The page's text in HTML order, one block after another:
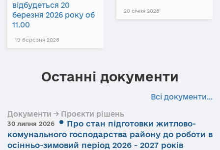
відбудеться 20
березня 2026 року об
11.00
19 березня 2026
20 січня 2026
Останні документи
Всі документи...
Документи → Проєкти рішень
30 липня 2026
Про стан підготовки житлово-
комунального господарства району до роботи в
осінньо-зимовий період 2026 - 2027 років